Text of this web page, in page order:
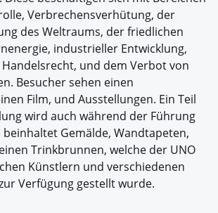
Verbrechensverhütung, der
des Weltraums, der friedlichen
industrieller Entwicklung,
und dem Verbot von
Besucher sehen einen
Film, und Ausstellungen. Ein Teil
wird auch während der Führung
beinhaltet Gemälde, Wandtapeten,
Trinkbrunnen, welche der UNO
Künstlern und verschiedenen
Verfügung gestellt wurde.